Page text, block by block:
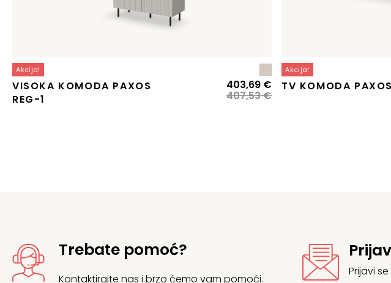
Akcija!
VISOKA KOMODA PAXOS
REG-1
407,53€
Izvorna
cijena
403,69 €Trenutna
cijena
Akcija!
TV KOMODA
Trebate pomoć?
Kontaktirajte nas i brzo ćemo vam pomoći.
Prijavi